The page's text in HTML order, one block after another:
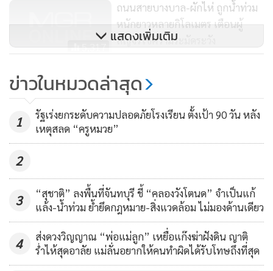
5,317
ถนนสายบางบาล-ผักไห่ ถูกน้ำท่วม
หนักยาวหลายกิโลเมตร เตือนผู้
สัญจรใช้ความระมัดระวัง
74
143 ราย ดับ 3 ราย
แสดงเพิ่มเติม
ข่าวในหมวดล่าสุด
1
รัฐเร่งยกระดับความปลอดภัยโรงเรียน ตั้งเป้า 90 วัน หลัง
เหตุสลด “ครูหมวย”
2
3
“สุชาติ” ลงพื้นที่จันทบุรี ชี้ “คลองวังโตนด” จำเป็นแก้
แล้ง-น้ำท่วม ย้ำยึดกฎหมาย-สิ่งแวดล้อม ไม่มองด้านเดียว
4
ส่งดวงวิญญาณ “พ่อแม่ลูก” เหยื่อแก๊งฆ่าฝังดิน ญาติ
ร่ำไห้สุดอาลัย แม่ลั่นอยากให้คนทำผิดได้รับโทษถึงที่สุด